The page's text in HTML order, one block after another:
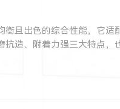
且出色的综合性能，它
造、附着力强三大特点，